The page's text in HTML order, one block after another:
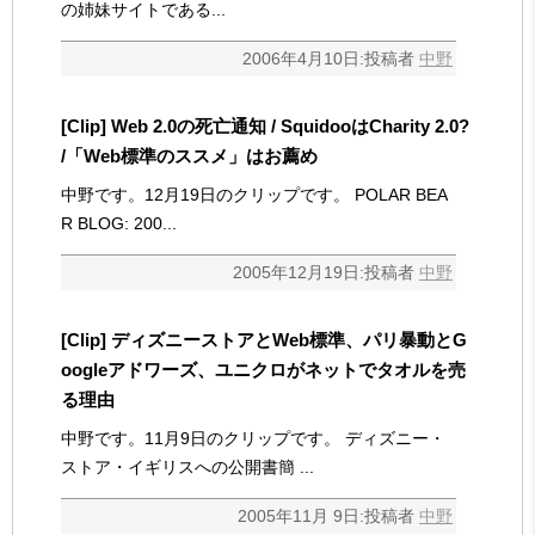
の姉妹サイトである...
2006年4月10日:投稿者 中野
[Clip] Web 2.0の死亡通知 / SquidooはCharity 2.0?
/「Web標準のススメ」はお薦め
中野です。12月19日のクリップです。 POLAR BEA
R BLOG: 200...
2005年12月19日:投稿者 中野
[Clip] ディズニーストアとWeb標準、パリ暴動とG
oogleアドワーズ、ユニクロがネットでタオルを売
る理由
中野です。11月9日のクリップです。 ディズニー・
ストア・イギリスへの公開書簡 ...
2005年11月 9日:投稿者 中野